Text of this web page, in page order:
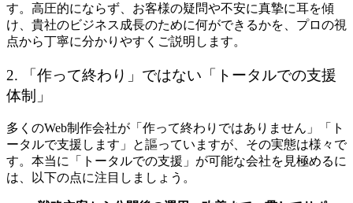
す。高圧的にならず、お客様の疑問や不安に真摯に耳を傾
け、貴社のビジネス成長のために何ができるかを、プロの視
点から丁寧に分かりやすくご説明します。
2. 「作って終わり」ではない「トータルでの支援
体制」
多くのWeb制作会社が「作って終わりではありません」「ト
ータルで支援します」と謳っていますが、その実態は様々で
す。本当に「トータルでの支援」が可能な会社を見極めるに
は、以下の点に注目しましょう。